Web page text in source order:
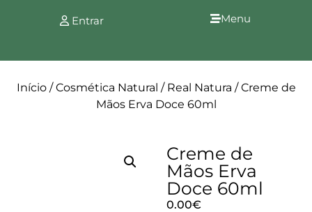
Entrar Menu
Início/Cosmética Natural / Real Natura / Creme de
Mãos Erva Doce 60ml
Creme de
Mãos Erva
Doce 60ml
0.00€